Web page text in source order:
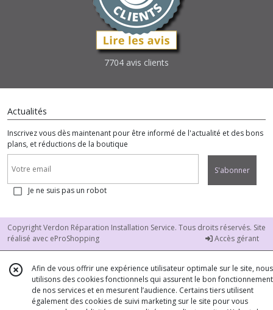
7704 avis clients
Actualités
Inscrivez vous dès maintenant pour être informé de l'actualité et des bons
plans, et réductions de la boutique
S'abonner
Je ne suis pas un robot
Copyright Verdon Réparation Installation Service. Tous droits réservés. Site
réalisé avec eProShopping Accès gérant
Afin de vous offrir une expérience utilisateur optimale sur le site, nous
utilisons des cookies fonctionnels qui assurent le bon fonctionnement
de nos services et en mesurent l’audience. Certains tiers utilisent
également des cookies de suivi marketing sur le site pour vous